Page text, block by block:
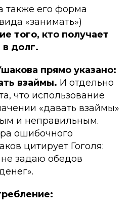
также его форма
«занимать»)
того, кто получает
долг.
прямо указано:
взаймы. И отдельно
что использование
«давать взаймы»
и неправильным.
ошибочного
цитирует Гоголя:
не задаю обедов